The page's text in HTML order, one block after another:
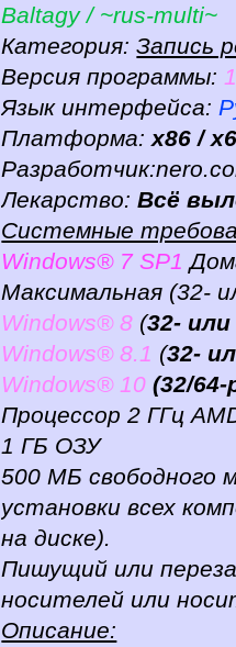
Baltagy / ~rus-multi~
Категория:Запись
Версия программы:
Язык интерфейса:
Платформа:x86 /
Лекарство:Всё
Системные
Windows® 7 SP1
Максимальная (32-
Windows® 8 (32- или
Windows® 8.1 (32-
Windows® 10(32/64-
Процессор 2 ГГц
1 ГБ ОЗУ
500 МБ свободного
установки всех
на диске).
Пишущий или
носителей или
Описание: